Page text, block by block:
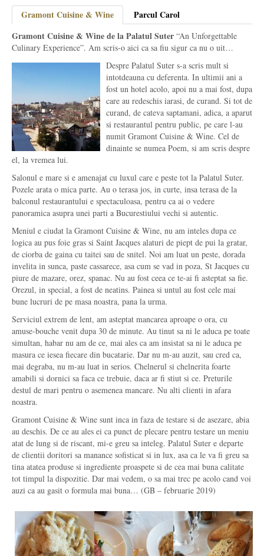
Gramont Cuisine & Wine
Parcul Carol
Gramont Cuisine & Wine de la Palatul Suter “An Unforgettable
Culinary Experience”. Am scris-o aici ca sa fiu sigur ca nu o uit…
Despre Palatul Suter s-a scris mult si
intotdeauna cu deferenta. In ultimii ani a
fost un hotel acolo, apoi nu a mai fost, dupa
care au redeschis iarasi, de curand. Si tot de
curand, de cateva saptamani, adica, a aparut
si restaurantul pentru public, pe care l-au
numit Gramont Cuisine & Wine. Cel de
dinainte se numea Poem, si am scris despre
el, la vremea lui.
Salonul e mare si e amenajat cu luxul care e peste tot la Palatul Suter.
Pozele arata o mica parte. Au o terasa jos, in curte, insa terasa de la
balconul restaurantului e spectaculoasa, pentru ca ai o vedere
panoramica asupra unei parti a Bucurestiului vechi si autentic.
Meniul e ciudat la Gramont Cuisine & Wine, nu am inteles dupa ce
logica au pus foie gras si Saint Jacques alaturi de piept de pui la gratar,
de ciorba de gaina cu taitei sau de snitel. Noi am luat un peste, dorada
invelita in sunca, paste cassarece, asa cum se vad in poza, St Jacques cu
piure de mazare, orez, spanac. Nu au fost ceea ce te-ai fi asteptat sa fie.
Orezul, in special, a fost de neatins. Painea si untul au fost cele mai
bune lucruri de pe masa noastra, pana la urma.
Serviciul extrem de lent, am asteptat mancarea aproape o ora, cu
amuse-bouche venit dupa 30 de minute. Au tinut sa ni le aduca pe toate
simultan, habar nu am de ce, mai ales ca am insistat sa ni le aduca pe
masura ce iesea fiecare din bucatarie. Dar nu m-au auzit, sau cred ca,
mai degraba, nu m-au luat in serios. Chelnerul si chelnerita foarte
amabili si dornici sa faca ce trebuie, daca ar fi stiut si ce. Preturile
destul de mari pentru o asemenea mancare. Nu alti clienti in afara
noastra.
Gramont Cuisine & Wine sunt inca in faza de testare si de asezare, abia
au deschis. De ce au ales ei ca punct de plecare pentru testare un meniu
atat de lung si de riscant, mi-e greu sa inteleg. Palatul Suter e departe
de clientii doritori sa manance sofisticat si in lux, asa ca le va fi greu sa
tina atatea produse si ingrediente proaspete si de cea mai buna calitate
tot timpul la dispozitie. Dar mai vedem, o sa mai trec pe acolo cand voi
auzi ca au gasit o formula mai buna… (GB – februarie 2019)